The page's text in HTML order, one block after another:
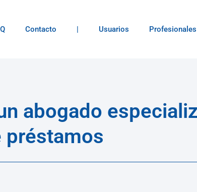
Contacto | Usuarios Profesionales
abogado
préstamos